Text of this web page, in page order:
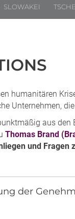
SLOWAKEI
humanitären
Unternehmen,
aus den
Thomas Brand
und Fragen
der